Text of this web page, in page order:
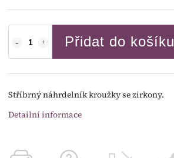
Přidat do košíku
Stříbrný náhrdelník kroužky se zirkony.
Detailní informace